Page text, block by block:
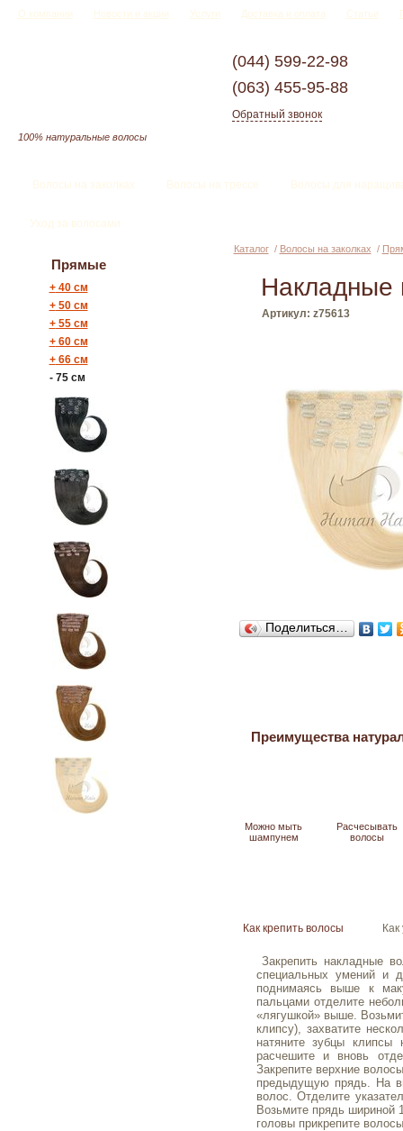
О компании Новости и акции Услуги Доставка и оплата Статьи
100% натуральные волосы
(044) 599-22-98
(063) 455-95-88
Обратный звонок
Волосы на заколках Волосы на трессе Волосы для
Уход за волосами
Прямые
+40 см
+50 см
+55 см
+60 см
+66 см
-75 см
Каталог/ Волосы на заколках /
Артикул: z75613
Поделиться…
Преимущества
Можно мыть
шампунем
Расчесывать
волосы
Как крепить волосы
Закрепить накладные
специальных умений и
поднимаясь выше к
пальцами отделите
«лягушкой» выше.
клипсу), захватите
натяните зубцы
расчешите и вновь
Закрепите верхние
предыдущую прядь. На
волос. Отделите
Возьмите прядь шириной
головы прикрепите